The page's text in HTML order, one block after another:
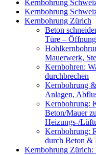
Kernbohrung
Kernbohrung
Kernbohrung Zürich
Beton
Türe –
Mauerwerk,
Kernbohren:
durchbrechen
Kernbohrung
Anlagen,
Kernbohrung:
Beton/Mauer
Heizungs-/
Kernbohrung:
durch Beton &
Kernbohrung Zürich: